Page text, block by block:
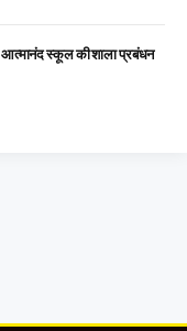
आत्मानंद स्कूल की शाला प्रबंधन